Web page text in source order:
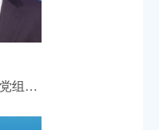
区委常委 政府党组成员 政府副区长